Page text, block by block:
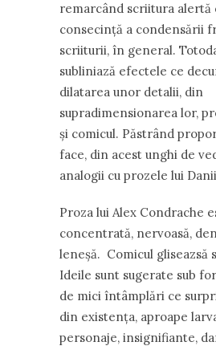
remarcând scriitura alertă
consecinţă a condensării
scriiturii, în general.
subliniază efectele ce
dilatarea unor detalii, din
supradimensionarea lor,
şi comicul. Păstrând
face, din acest unghi de
analogii cu prozele lui
Proza lui Alex Condrache
concentrată, nervoasă,
leneşă. Comicul gliseazsă
Ideile sunt sugerate sub
de mici întâmplări ce
din existenţa, aproape
personaje, insignifiante,